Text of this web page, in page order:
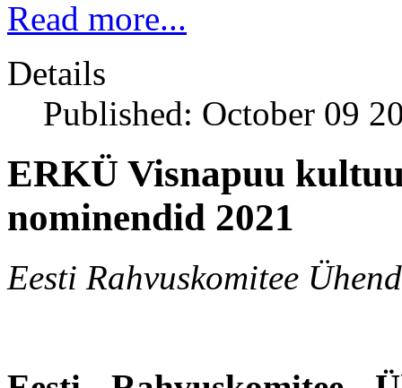
Read more...
Details
Published: October 09
ERKÜ Visnapuu
nominendid 2021
Eesti Rahvuskomitee